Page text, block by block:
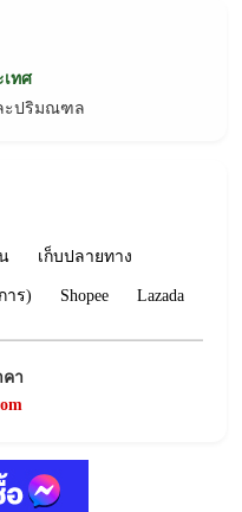
เทศ
ะปริมณฑล
เก็บปลายทาง
าร) Shopee Lazada
คา